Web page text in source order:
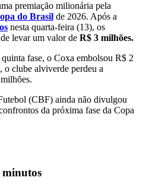
premiação milionária pela
do Brasil de 2026. Após a
nesta quarta-feira (13), os
levar um valor de R$ 3 milhões.
fase, o Coxa embolsou R$ 2
o clube alviverde perdeu a
(CBF) ainda não divulgou
da próxima fase da Copa
minutos